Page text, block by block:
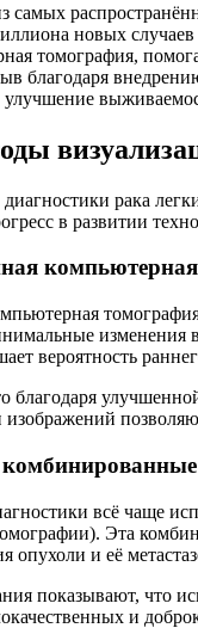
самых
новых
томография,
благодаря
улучшение
рака
в развитии
изменения
вероятность
благодаря
всё чаще
Эта
опухоли и её
показывают, что
и